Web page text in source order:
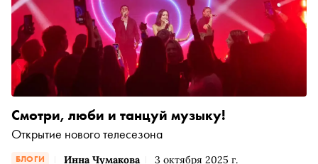
БЛОГИ Инна Чумакова 3 октября 2025 г.
Смотри, люби и танцуй музыку!
Открытие нового телесезона